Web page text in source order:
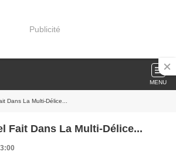
Publicité
MENU
Dans La Multi-Délice...
Fait Dans La Multi-Délice...